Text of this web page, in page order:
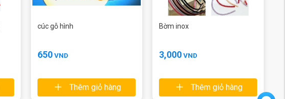
cúc gỗ hình
650VND
Thêm giỏ hàng
Bờm inox
3,000VND
Thêm giỏ hàng